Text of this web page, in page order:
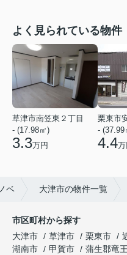
よく見られている物件
草津市南笠東２丁目
- (17.98㎡)
3.3万円
栗東市
- (37.99
4.4万
ベ 大津市の物件一覧
市区町村から探す
大津市
草津市 栗東市
湖南市
甲賀市 蒲生郡竜